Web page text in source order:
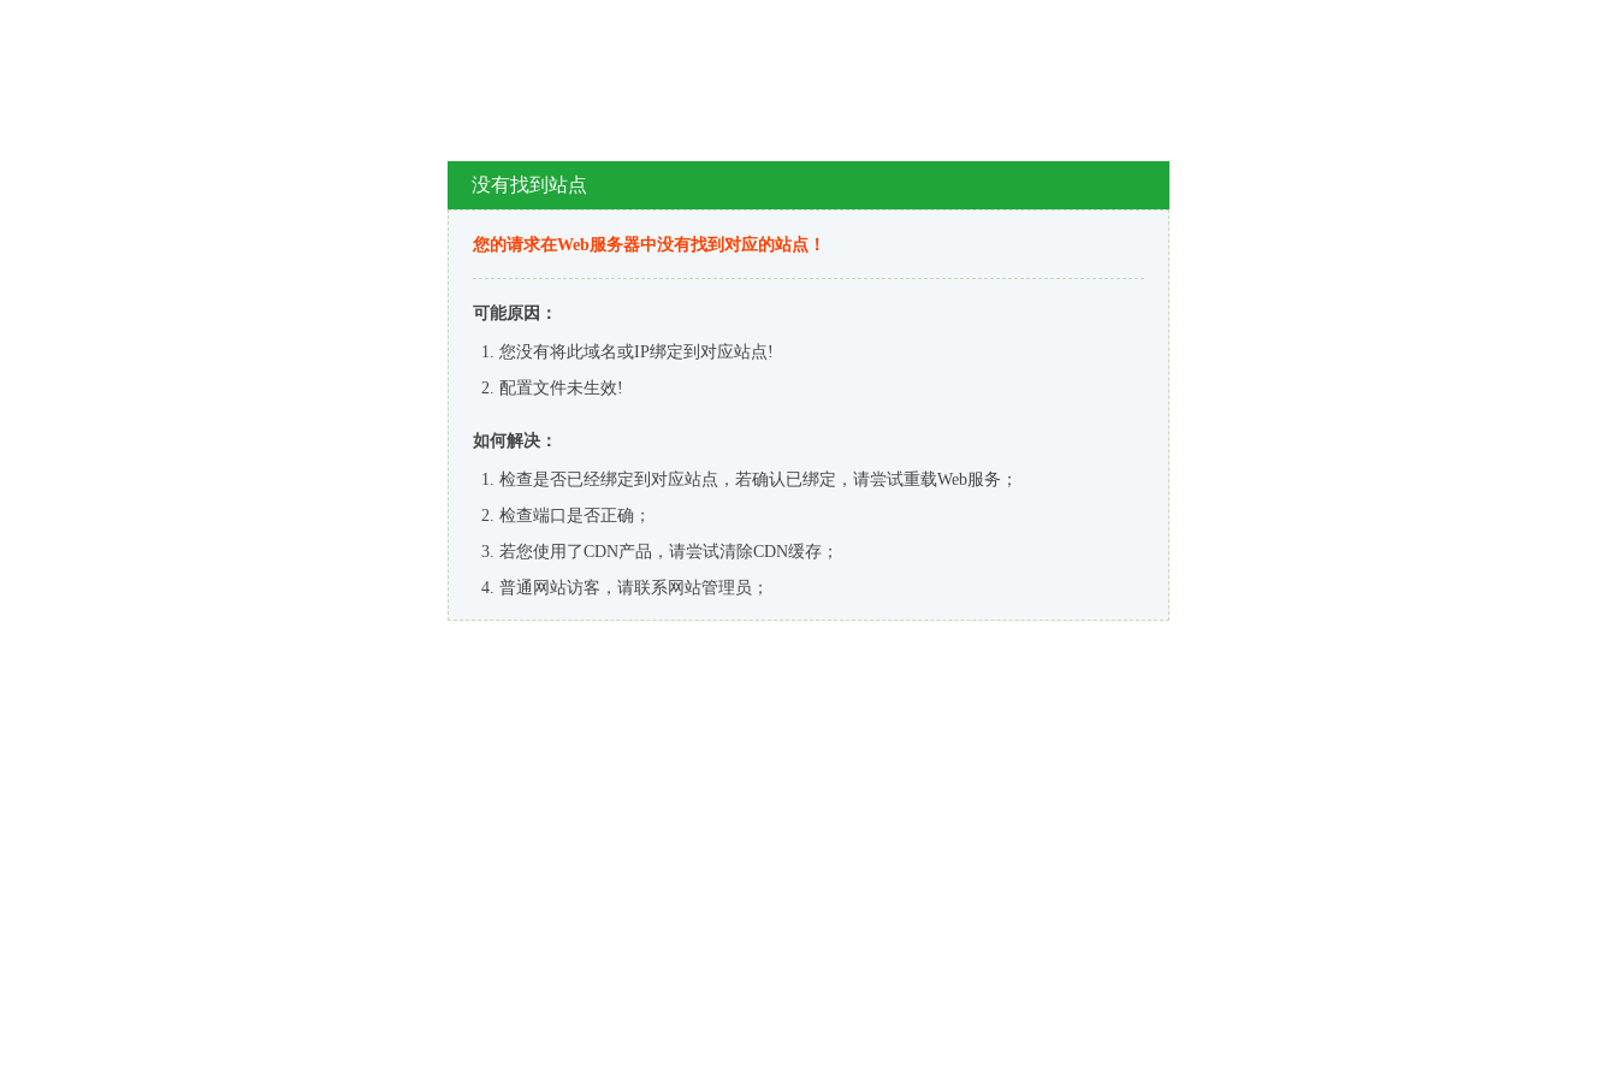
没有找到站点
您的请求在Web服务器中没有找到对应的站点！
可能原因：
您没有将此域名或IP绑定到对应站点!
配置文件未生效!
如何解决：
检查是否已经绑定到对应站点，若确认已绑定，请尝试重载Web服务；
检查端口是否正确；
若您使用了CDN产品，请尝试清除CDN缓存；
普通网站访客，请联系网站管理员；